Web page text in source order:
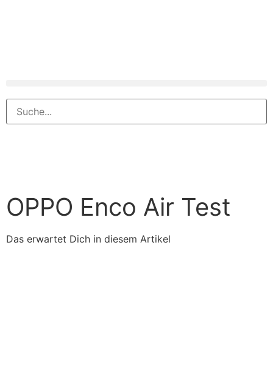
OPPO Enco Air Test
Das erwartet Dich in diesem Artikel